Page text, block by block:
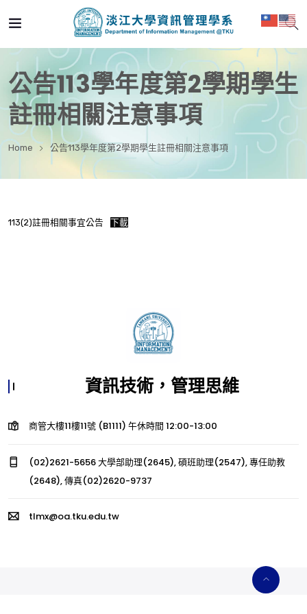
公告113學年度第2學期學生
註冊相關注意事項
Home 公告113學年度第2學期學生註冊相關注意事項
113(2)註冊相關事宜公告 下載
資訊技術，管理思維
商管大樓11樓11號 (B1111) 午休時間 12:00-13:00
(02)2621-5656 大學部助理(2645), 碩班助理(2547), 專任助教
(2648), 傳真(02)2620-9737
tlmx@oa.tku.edu.tw